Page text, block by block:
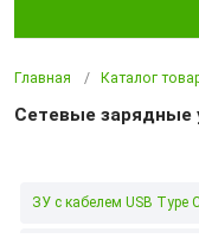
Главная Каталог
Сетевые зарядные
ЗУ c кабелем USB Type